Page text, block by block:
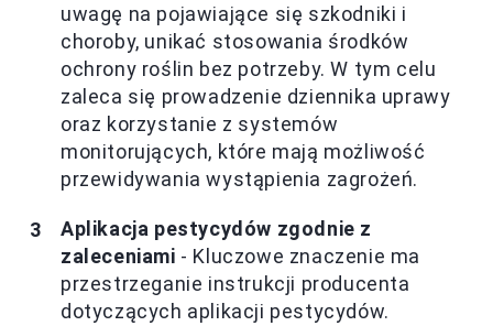
uwagę na pojawiające się szkodniki i
choroby, unikać stosowania środków
ochrony roślin bez potrzeby. W tym celu
zaleca się prowadzenie dziennika uprawy
oraz korzystanie z systemów
monitorujących, które mają możliwość
przewidywania wystąpienia zagrożeń.
Aplikacja pestycydów zgodnie z
zaleceniami - Kluczowe znaczenie ma
przestrzeganie instrukcji producenta
dotyczących aplikacji pestycydów.